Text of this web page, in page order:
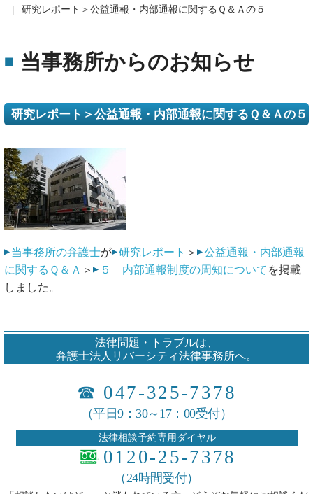
企業再生·個人借金
研究レポート＞公益通報・内部通報に関するＱ＆Ａの５
当事務所からのお知らせ
研究レポート＞公益通報・内部通報に関するＱ＆Ａの５
当事務所の弁護士が 研究レポート ＞
公益通報・内部通報
に関するＱ＆Ａ ＞ ５ 内部通報制度の周知について を掲載
しました。
法律問題・トラブルは、
弁護士法人リバーシティ法律事務所へ。
☎ 047-325-7378
（平日9：30～17：00受付）
法律相談予約専用ダイヤル
0120-25-7378
（24時間受付）